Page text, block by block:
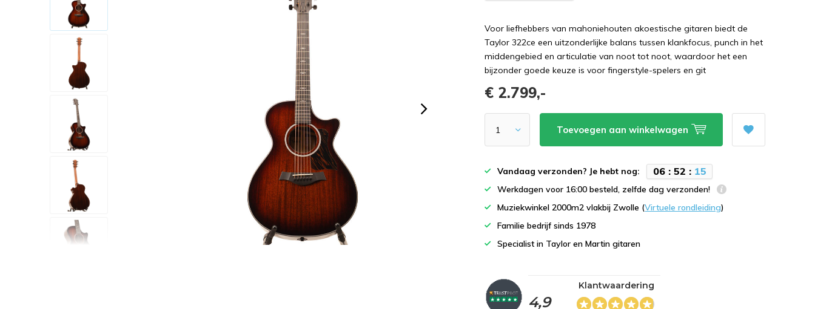
Voor liefhebbers van mahoniehouten akoestische gitaren biedt de
Taylor 322ce een uitzonderlijke balans tussen klankfocus, punch in het
middengebied en articulatie van noot tot noot, waardoor het een
bijzonder goede keuze is voor fingerstyle-spelers en git
€ 2.799,-
Toevoegen aan winkelwagen
Vandaag verzonden? Je hebt nog: 06: 52 : 14
Werkdagen voor 16:00 besteld, zelfde dag verzonden!
Muziekwinkel 2000m2 vlakbij Zwolle (Virtuele rondleiding)
Familie bedrijf sinds 1978
Specialist in Taylor en Martin gitaren
4,9
Klantwaardering